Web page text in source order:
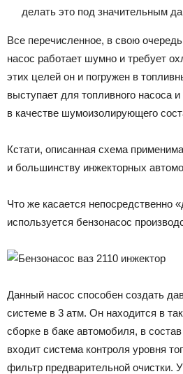
делать это под значительным
Все перечисленное, в свою
насос работает шумно и требует
этих целей он и погружен в
выступает для топливного насоса
в качестве шумоизолирующего
Кстати, описанная схема
и большинству инжекторных
Что же касается непосредственно
используется бензонасос
Данный насос способен создать
системе в 3 атм. Он находится в
сборке в баке автомобиля, в
входит система контроля уровня
фильтр предварительной очистки.